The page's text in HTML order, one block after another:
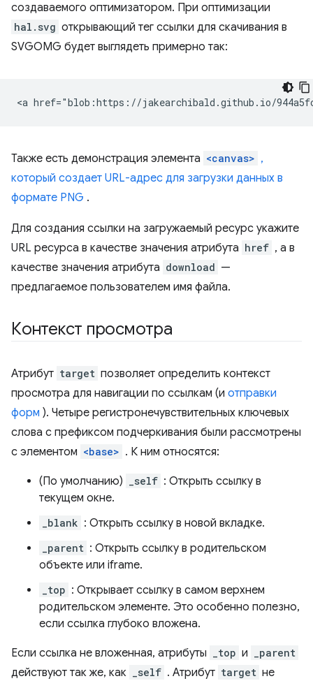
создаваемого оптимизатором. При оптимизации
hal.svg открывающий тег ссылки для скачивания в
SVGOMG будет выглядеть примерно так:
Также есть демонстрация элемента <canvas> ,
который создает URL-адрес для загрузки данных в
формате PNG .
Для создания ссылки на загружаемый ресурс укажите
URL ресурса в качестве значения атрибута href , а в
качестве значения атрибута download —
предлагаемое пользователем имя файла.
Контекст просмотра
Атрибут target позволяет определить контекст
просмотра для навигации по ссылкам (и отправки
форм ). Четыре регистронечувствительных ключевых
слова с префиксом подчеркивания были рассмотрены
с элементом <base> . К ним относятся:
(По умолчанию) _self : Открыть ссылку в
текущем окне.
_blank : Открыть ссылку в новой вкладке.
_parent : Открыть ссылку в родительском
объекте или iframe.
_top : Открывает ссылку в самом верхнем
родительском элементе. Это особенно полезно,
если ссылка глубоко вложена.
Если ссылка не вложенная, атрибуты _top и _parent
действуют так же, как _self . Атрибут target не